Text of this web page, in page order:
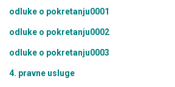
odluke o pokretanju0001
odluke o pokretanju0002
odluke o pokretanju0003
4. pravne usluge